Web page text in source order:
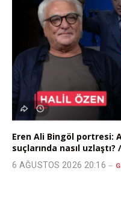
Eren Ali Bingöl portresi:
suçlarında nasıl
6 AĞUSTOS 2026 20:16